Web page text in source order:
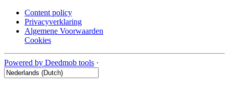
Content policy
Privacyverklaring
Algemene Voorwaarden
Cookies
Powered by Deedmob tools ·